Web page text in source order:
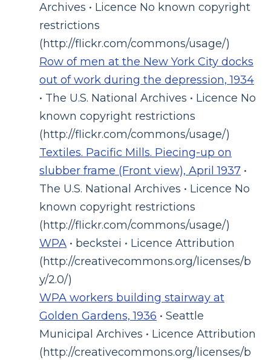
Archives • Licence No known copyright
restrictions
(http://flickr.com/commons/usage/)
Row of men at the New York City docks
out of work during the depression, 1934
• The U.S. National Archives • Licence No
known copyright restrictions
(http://flickr.com/commons/usage/)
Textiles. Pacific Mills. Piecing-up on
slubber frame (Front view), April 1937 •
The U.S. National Archives • Licence No
known copyright restrictions
(http://flickr.com/commons/usage/)
WPA • beckstei • Licence Attribution
(http://creativecommons.org/licenses/b
y/2.0/)
WPA workers building stairway at
Golden Gardens, 1936 • Seattle
Municipal Archives • Licence Attribution
(http://creativecommons.org/licenses/b